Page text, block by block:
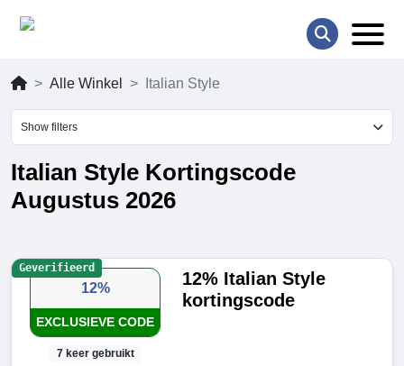
Alle Winkel Italian Style
Show filters
Italian Style Kortingscode
Augustus 2026
12%
EXCLUSIEVE CODE
7 keer gebruikt
12% Italian Style
kortingscode
Geverifieerd